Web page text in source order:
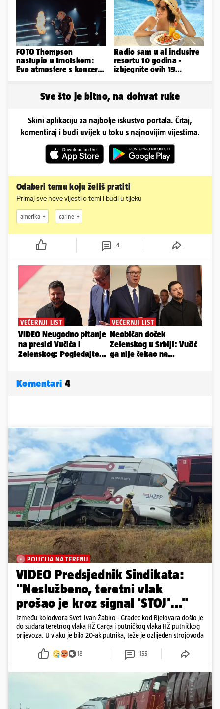
FOTO Thompson
nastupio u Imotskom:
Evo atmosfere s koncerta
Radio sam u al inclusive
resortu 10 godina -
izbjegnite ovih 19
Sve što je bitno, na dohvat ruke
Skini aplikaciju za najbolje iskustvo portala. Čitaj,
komentiraj i budi uvijek u toku s najnovijim vijestima.
Odaberi temu koju želiš pratiti
Primaj sve nove vijesti o temi i budi u tijeku
amerika carine
4
Komentari 4
POLICIJA NA TERENU
VIDEO Predsjednik Sindikata:
"Neslužbeno, teretni vlak
prošao je kroz signal 'STOJ'..."
Između kolodvora Sveti Ivan Žabno - Gradec kod Bjelovara došlo je
do sudara teretnog vlaka HŽ Carga i putničkog vlaka HŽ putničkog
prijevoza. U vlaku je bilo 20-ak putnika, teže je ozlijeđen strojovođa
18 155